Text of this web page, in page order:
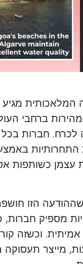
המלאכותית
לכרח. חברות
התחרותיות
הזו
מספיק חברות,
אמיתית. וכשזה
מייצר תעסוקה